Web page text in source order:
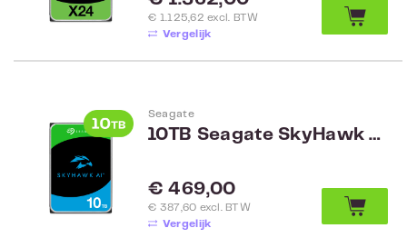
€ 1.125,62 excl. BTW
Vergelijk
Seagate
10TB Seagate SkyHawk AI Surveillance ST10000VE001
Normale prijs:
€ 469,00
€ 387,60 excl. BTW
Vergelijk